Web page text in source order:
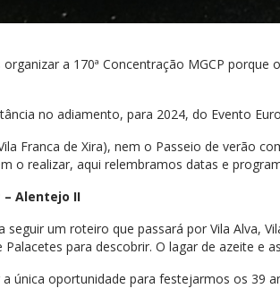
a 170ª Concentração MGCP
no adiamento, para 2024, do Evento
Franca de Xira), nem o Passeio de verão
o realizar, aqui relembramos datas e
– Alentejo II
um roteiro que passará por Vila Alva,
para descobrir. O lagar de azeite e
única oportunidade para festejarmos os 39